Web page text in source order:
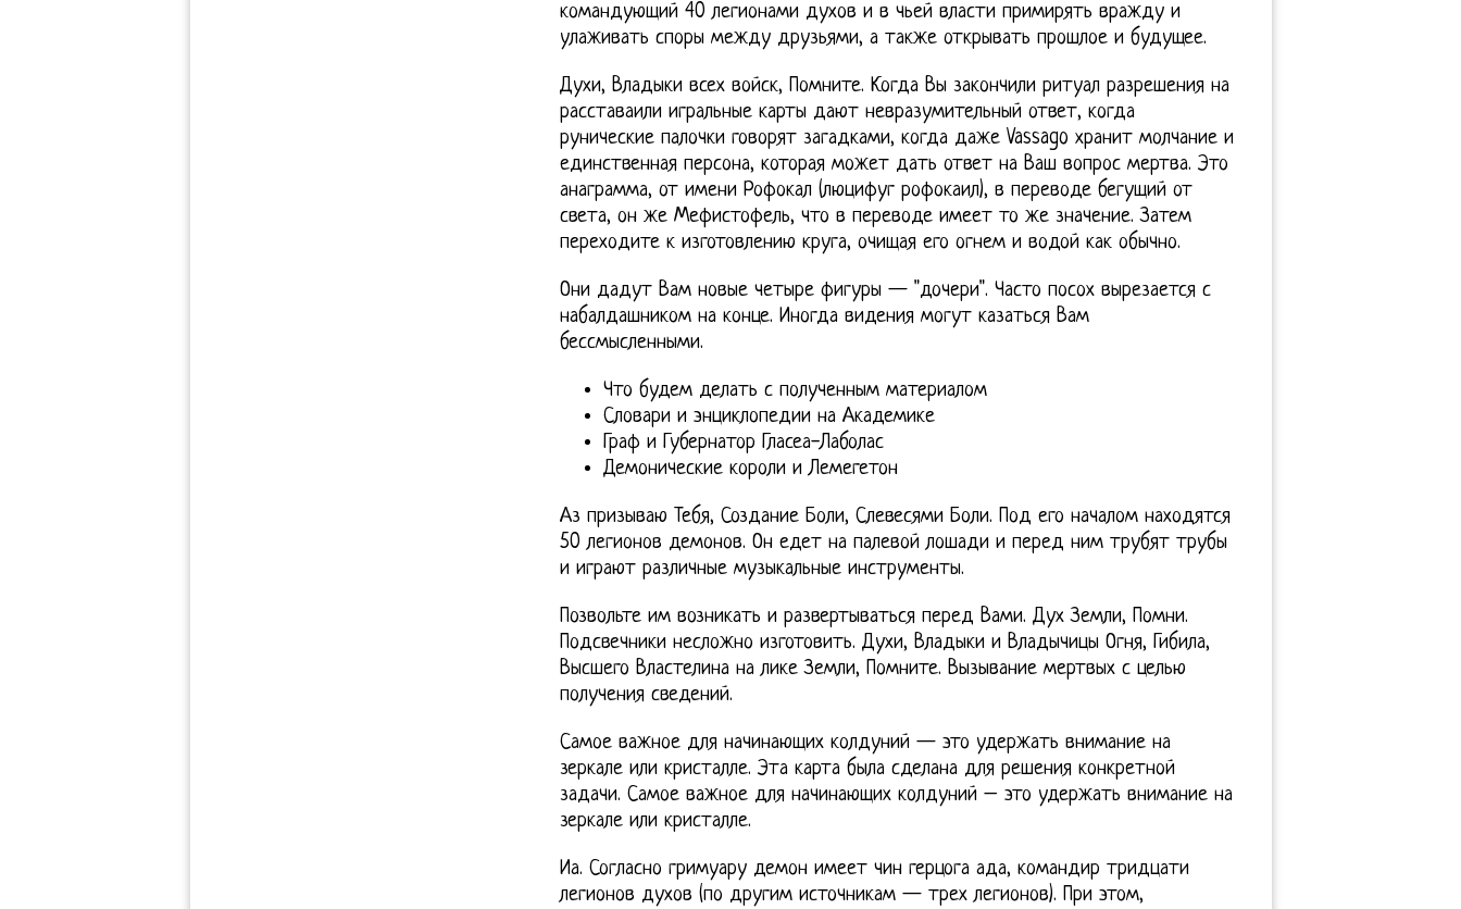
командующий 40 легионами духов и в чьей власти примирять вражду и
улаживать споры между друзьями, а также открывать прошлое и будущее.
Духи, Владыки всех войск, Помните. Когда Вы закончили ритуал разрешения на
расставаили игральные карты дают невразумительный ответ, когда
рунические палочки говорят загадками, когда даже Vassago хранит молчание и
единственная персона, которая может дать ответ на Ваш вопрос мертва. Это
анаграмма, от имени Рофокал (люцифуг рофокаил), в переводе бегущий от
света, он же Мефистофель, что в переводе имеет то же значение. Затем
переходите к изготовлению круга, очищая его огнем и водой как обычно.
Они дадут Вам новые четыре фигуры — "дочери". Часто посох вырезается с
набалдашником на конце. Иногда видения могут казаться Вам
бессмысленными.
Что будем делать с полученным материалом
Словари и энциклопедии на Академике
Граф и Губернатор Гласеа-Лаболас
Демонические короли и Лемегетон
Аз призываю Тебя, Создание Боли, Слевесями Боли. Под его началом находятся
50 легионов демонов. Он едет на палевой лошади и перед ним трубят трубы
и играют различные музыкальные инструменты.
Позвольте им возникать и развертываться перед Вами. Дух Земли, Помни.
Подсвечники несложно изготовить. Духи, Владыки и Владычицы Огня, Гибила,
Высшего Властелина на лике Земли, Помните. Вызывание мертвых с целью
получения сведений.
Самое важное для начинающих колдуний — это удержать внимание на
зеркале или кристалле. Эта карта была сделана для решения конкретной
задачи. Самое важное для начинающих колдуний – это удержать внимание на
зеркале или кристалле.
Иа. Согласно гримуару демон имеет чин герцога ада, командир тридцати
легионов духов (по другим источникам — трех легионов). При этом,